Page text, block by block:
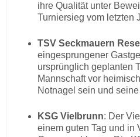
ihre Qualität unter
Turniersieg vom letzten
TSV Seckmauern
eingesprungener
ursprünglich geplanten
Mannschaft vor
Notnagel sein und
KSG Vielbrunn: Der
einem guten Tag und in